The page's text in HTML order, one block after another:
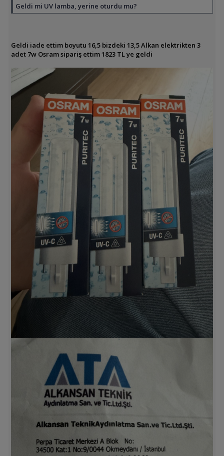
Geldi mi UV lamba, yerine oturdu mu?
Geldi iade ettim boyutu 16,5 bizdeki 13,5 Alkan elektrikten 3
adet 7w Osram sipariş ettim 1823 TL ye geldi